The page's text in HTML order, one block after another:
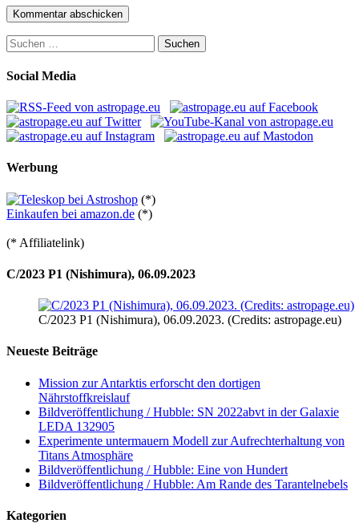
Suchen
nach:
Social Media
Werbung
(*)
Einkaufen bei amazon.de (*)
(* Affiliatelink)
C/2023 P1 (Nishimura), 06.09.2023
C/2023 P1 (Nishimura), 06.09.2023. (Credits: astropage.eu)
Neueste Beiträge
Mission zur Antarktis erforscht den dortigen
Nährstoffkreislauf
Bildveröffentlichung / Hubble: SN 2022abvt in der Galaxie
LEDA 132905
Experimente untermauern Modell zur Aufrechterhaltung von
Titans Atmosphäre
Bildveröffentlichung / Hubble: Eine von Hundert
Bildveröffentlichung / Hubble: Am Rande des Tarantelnebels
Kategorien